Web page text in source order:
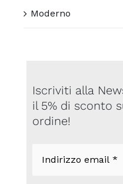
Moderno
Iscriviti alla
il 5% di sconto
ordine!
email